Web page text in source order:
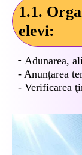
1.1.
elevi:
- Adunarea,
- Anunțarea
- Verificarea